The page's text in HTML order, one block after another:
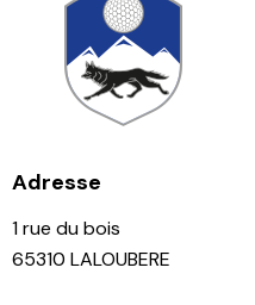
Adresse
1 rue du bois
65310 LALOUBERE